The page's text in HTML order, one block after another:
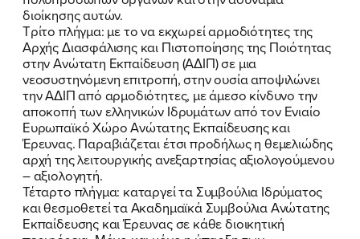
διοίκησης αυτών.
Τρίτο πλήγμα: με το να εκχωρεί αρμοδιότητες της
Αρχής Διασφάλισης και Πιστοποίησης της Ποιότητας
στην Ανώτατη Εκπαίδευση (ΑΔΙΠ) σε μια
νεοσυστηνόμενη επιτροπή, στην ουσία αποψιλώνει
την ΑΔΙΠ από αρμοδιότητες, με άμεσο κίνδυνο την
αποκοπή των ελληνικών Ιδρυμάτων από τον Ενιαίο
Ευρωπαϊκό Χώρο Ανώτατης Εκπαίδευσης και
Έρευνας. Παραβιάζεται έτσι προδήλως η θεμελιώδης
αρχή της λειτουργικής ανεξαρτησίας αξιολογούμενου
– αξιολογητή.
Τέταρτο πλήγμα: καταργεί τα Συμβούλια Ιδρύματος
και θεσμοθετεί τα Ακαδημαϊκά Συμβούλια Ανώτατης
Εκπαίδευσης και Έρευνας σε κάθε διοικητική